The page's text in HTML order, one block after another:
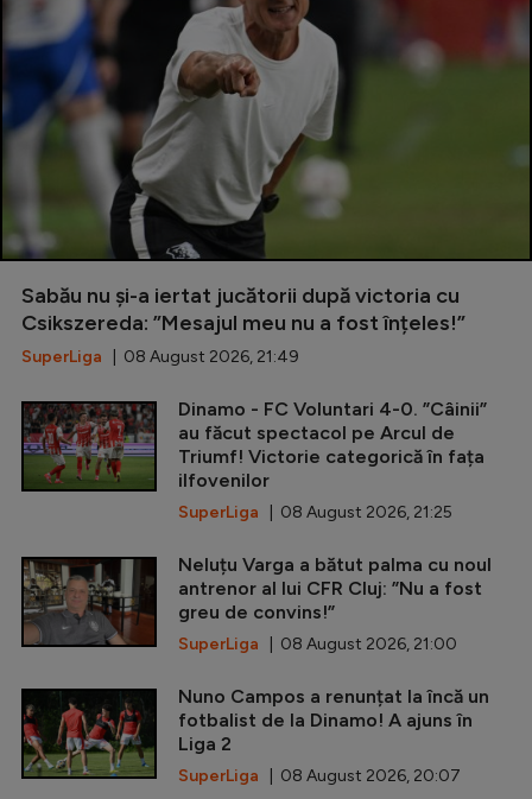
Sabău nu și-a iertat jucătorii după victoria cu
Csikszereda: ”Mesajul meu nu a fost înțeles!”
SuperLiga | 08 August 2026, 21:49
Dinamo - FC Voluntari 4-0. ”Câinii”
au făcut spectacol pe Arcul de
Triumf! Victorie categorică în fața
ilfovenilor
SuperLiga | 08 August 2026, 21:25
Neluțu Varga a bătut palma cu noul
antrenor al lui CFR Cluj: ”Nu a fost
greu de convins!”
SuperLiga | 08 August 2026, 21:00
Nuno Campos a renunțat la încă un
fotbalist de la Dinamo! A ajuns în
Liga 2
SuperLiga | 08 August 2026, 20:07